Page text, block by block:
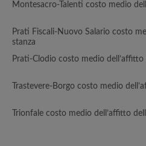
Montesacro-Talenti costo medio
Prati Fiscali-Nuovo Salario costo
stanza
Prati-Clodio costo medio dell’affitto
Trastevere-Borgo costo medio
Trionfale costo medio dell’affitto